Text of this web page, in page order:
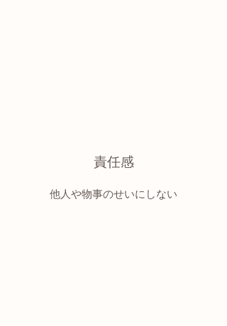
責任感
​他人や物事のせいにしない